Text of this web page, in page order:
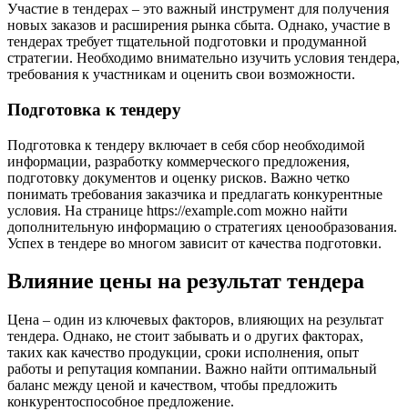
Участие в тендерах – это важный инструмент для получения
новых заказов и расширения рынка сбыта. Однако, участие в
тендерах требует тщательной подготовки и продуманной
стратегии. Необходимо внимательно изучить условия тендера,
требования к участникам и оценить свои возможности.
Подготовка к тендеру
Подготовка к тендеру включает в себя сбор необходимой
информации, разработку коммерческого предложения,
подготовку документов и оценку рисков. Важно четко
понимать требования заказчика и предлагать конкурентные
условия. На странице https://example.com можно найти
дополнительную информацию о стратегиях ценообразования.
Успех в тендере во многом зависит от качества подготовки.
Влияние цены на результат тендера
Цена – один из ключевых факторов, влияющих на результат
тендера. Однако, не стоит забывать и о других факторах,
таких как качество продукции, сроки исполнения, опыт
работы и репутация компании. Важно найти оптимальный
баланс между ценой и качеством, чтобы предложить
конкурентоспособное предложение.